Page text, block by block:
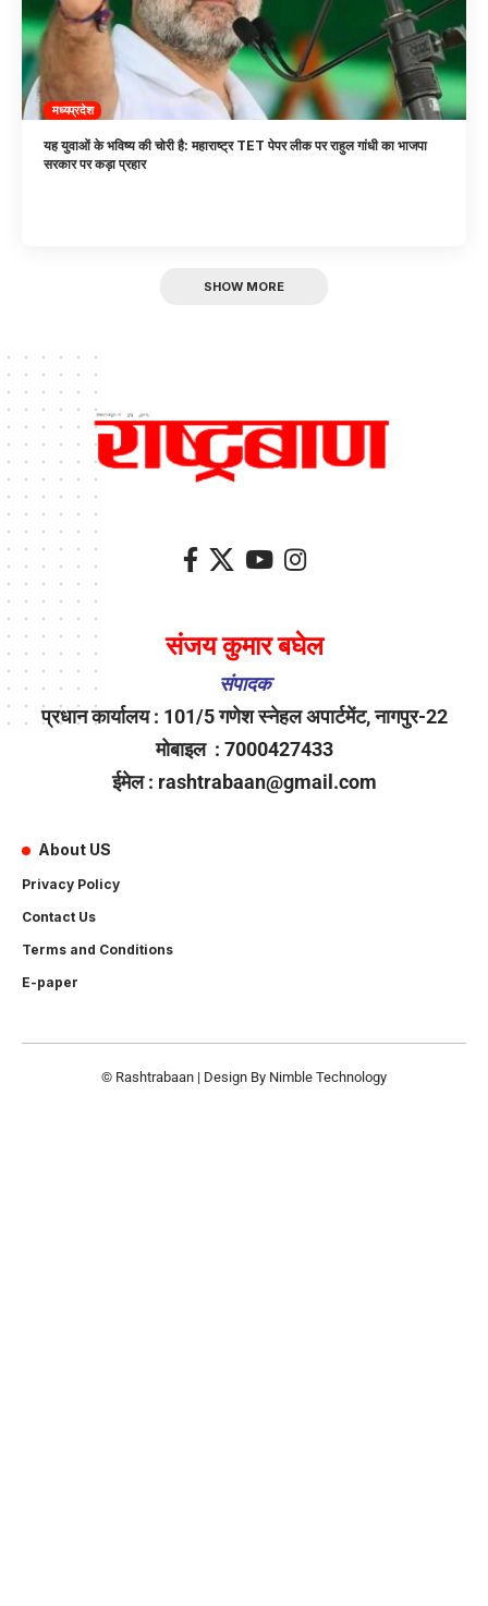
मध्यप्रदेश
यह युवाओं के भविष्य की चोरी है: महाराष्ट्र TET पेपर लीक पर राहुल गांधी का भाजपा
सरकार पर कड़ा प्रहार
SHOW MORE
संजय कुमार बघेल
संपादक
प्रधान कार्यालय : 101/5 गणेश स्नेहल अपार्टमेंट, नागपुर-22
मोबाइल : 7000427433
ईमेल : rashtrabaan@gmail.com
About US
Privacy Policy
Contact Us
Terms and Conditions
E-paper
© Rashtrabaan | Design By Nimble Technology